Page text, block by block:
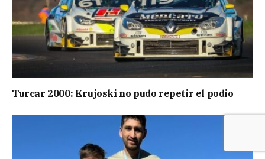
Turcar 2000: Krujoski no pudo repetir el podio